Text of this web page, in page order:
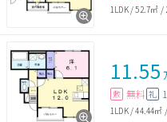
1LDK/52.7㎡ /
11.55
敷 無料 礼
1LDK/44.44㎡ /